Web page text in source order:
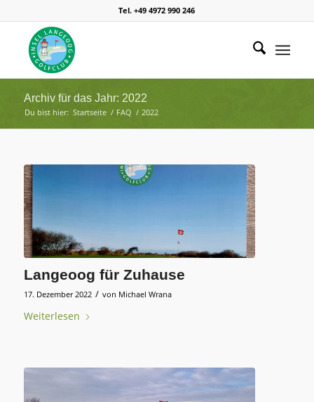
Tel. +49 4972 990 246
Archiv für das Jahr: 2022
Du bist hier: Startseite / FAQ / 2022
Langeoog für Zuhause
17. Dezember 2022 / von Michael Wrana
Weiterlesen